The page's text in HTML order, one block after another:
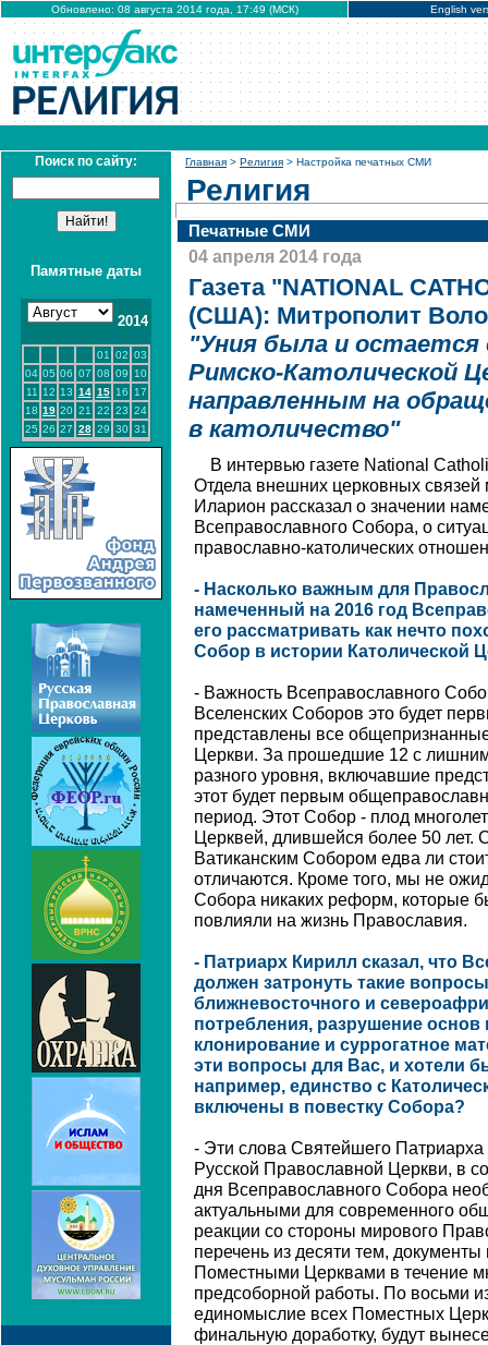
Обновлено: 08 августа 2014 года, 17:49 (МСК) English
Поиск по сайту:
Памятные даты
2014
01 02 03
04 05 06 07 08 09
10
11
12 13 14 15 16
17
18 19 20 21 22 23 24
25 26 27 28 29 30 31
Главная > Религия > Настройка печатных СМИ
Религия
Печатные СМИ
04 апреля 2014 года
Газета "NATIONAL
(США): Митрополит
"Уния была и остается
Римско-Католической
направленным на
в католичество"
В интервью газете National
Отдела внешних церковных связей
Иларион рассказал о значении
Всеправославного Собора, о
православно-католических
- Насколько важным для
намеченный на 2016 год
его рассматривать как нечто
Собор в истории Католической
- Важность Всеправославного
Вселенских Соборов это будет
представлены все
Церкви. За прошедшие 12 с
разного уровня, включавшие
этот будет первым
период. Этот Собор - плод
Церквей, длившейся более 50 лет.
Ватиканским Собором едва ли
отличаются. Кроме того, мы не
Собора никаких реформ, которые
повлияли на жизнь Православия.
- Патриарх Кирилл сказал, что
должен затронуть такие
ближневосточного и
потребления, разрушение основ
клонирование и суррогатное
эти вопросы для Вас, и хотели
например, единство с
включены в повестку Собора?
- Эти слова Святейшего
Русской Православной Церкви, в
дня Всеправославного Собора
актуальными для современного
реакции со стороны мирового
перечень из десяти тем,
Поместными Церквами в течение
предсоборной работы. По восьми
единомыслие всех Поместных
финальную доработку, будут